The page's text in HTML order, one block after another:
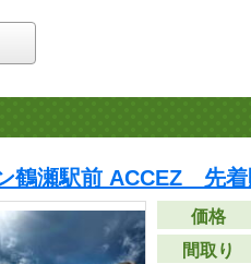
鶴瀬駅前 ACCEZ 先
価格
間取り